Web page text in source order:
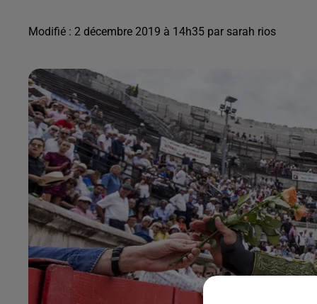
Modifié : 2 décembre 2019 à 14h35 par sarah rios